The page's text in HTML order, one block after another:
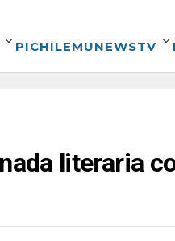
PICHILEMUNEWSTV
literaria